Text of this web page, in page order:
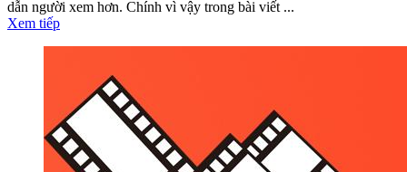
dẫn người xem hơn. Chính vì vậy trong bài viết ...
Xem tiếp